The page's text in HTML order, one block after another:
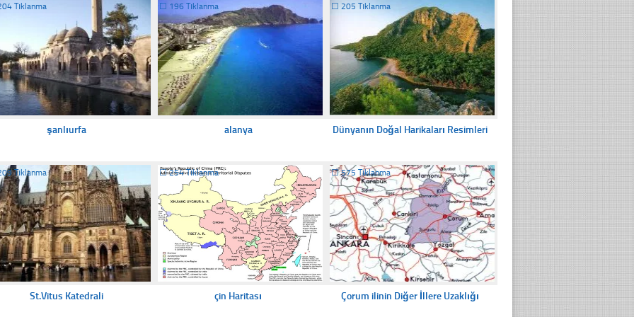
Tıklanma
şanlıurfa
☐ 196 Tıklanma
alanya
☐ 205 Tıklanma
Dünyanın Doğal Harikaları Resimleri
Tıklanma
St.Vitus Katedrali
☐254 Tıklanma
çin Haritası
☐575 Tıklanma
Çorum ilinin Diğer İllere Uzaklığı